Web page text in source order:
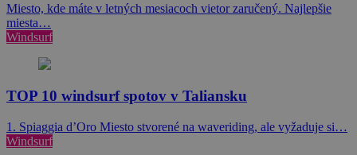
Miesto, kde máte v letných mesiacoch vietor zaručený. Najlepšie
miesta…
Windsurf
TOP 10 windsurf spotov v Taliansku
1. Spiaggia d’Oro Miesto stvorené na waveriding, ale vyžaduje si…
Windsurf